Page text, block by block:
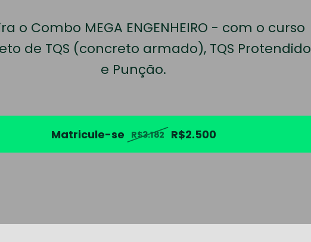
o Combo MEGA ENGENHEIRO - com o curso
de TQS (concreto armado), TQS Protendido
e Punção.
Matricule-se R$3.182 R$2.500